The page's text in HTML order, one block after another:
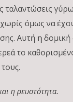
ταλαντώσεις
όμως να
Αυτή η
το
η ρευστότητα.